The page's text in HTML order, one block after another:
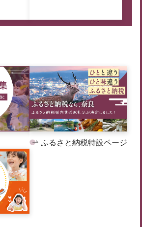
ふるさと納税特設ページ